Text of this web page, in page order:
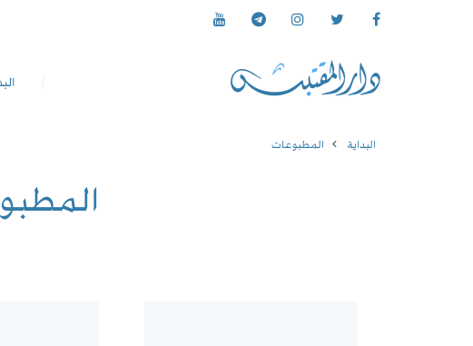
البداية المطبوعات